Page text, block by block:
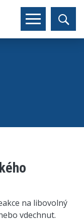
na libovolný
vdechnut.